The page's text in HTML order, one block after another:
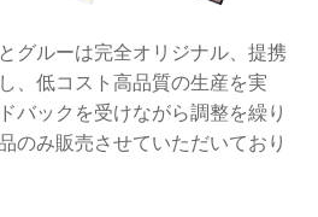
グルーは完全オリジナル、提携
、低コスト高品質の生産を実
バックを受けながら調整を繰り
のみ販売させていただいており